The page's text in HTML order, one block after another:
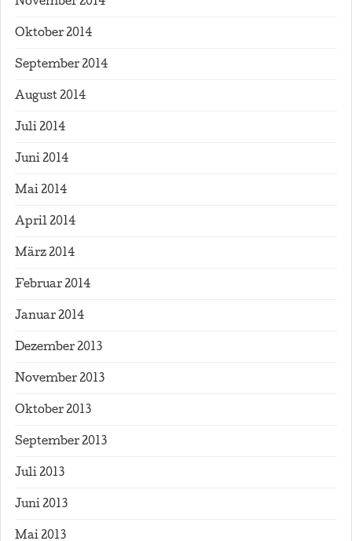
November 2014
Oktober 2014
September 2014
August 2014
Juli 2014
Juni 2014
Mai 2014
April 2014
März 2014
Februar 2014
Januar 2014
Dezember 2013
November 2013
Oktober 2013
September 2013
Juli 2013
Juni 2013
Mai 2013